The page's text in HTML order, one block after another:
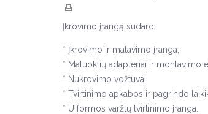
Įkrovimo įrangą sudaro:
* Įkrovimo ir matavimo įranga;
* Matuoklių adapteriai ir montavimo
* Nukrovimo vožtuvai;
* Tvirtinimo apkabos ir pagrindo
* U formos varžtų tvirtinimo įranga.